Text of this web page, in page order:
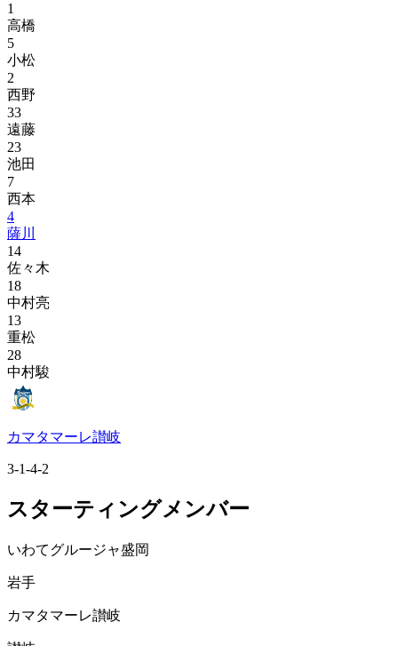
1
高橋
5
小松
2
西野
33
遠藤
23
池田
7
西本
4
薩川
14
佐々木
18
中村亮
13
重松
28
中村駿
カマタマーレ讃岐
3-1-4-2
スターティングメンバー
いわてグルージャ盛岡
岩手
カマタマーレ讃岐